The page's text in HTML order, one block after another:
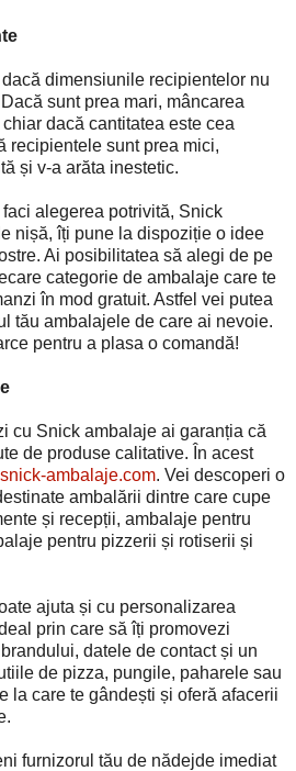
dimensiunile recipientelor nu
sunt prea mari, mâncarea
dacă cantitatea este cea
recipientele sunt prea mici,
și v-a arăta inestetic.
alegerea potrivită, Snick
nișă, îți pune la dispoziție o idee
Ai posibilitatea să alegi de pe
categorie de ambalaje care te
în mod gratuit. Astfel vei putea
tău ambalajele de care ai nevoie.
pentru a plasa o comandă!
cu Snick ambalaje ai garanția că
de produse calitative. În acest
ambalaje.com. Vei descoperi o
ambalării dintre care cupe
și recepții, ambalaje pentru
pentru pizzerii și rotiserii și
ajuta și cu personalizarea
prin care să îți promovezi
datele de contact și un
de pizza, pungile, paharele sau
la care te gândești și oferă afacerii
furnizorul tău de nădejde imediat